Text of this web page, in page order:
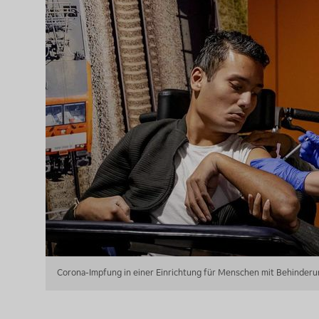
Corona-Impfung in einer Einrichtung für Menschen mit